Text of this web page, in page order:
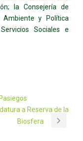
la Consejería de
Ambiente y Política
Sociales e
a Reserva de la
Biosfera